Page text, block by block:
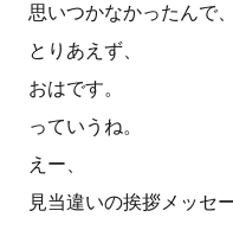
思いつかなかったんで、
とりあえず、
おはです。
っていうね。
えー、
見当違いの挨拶メッセ